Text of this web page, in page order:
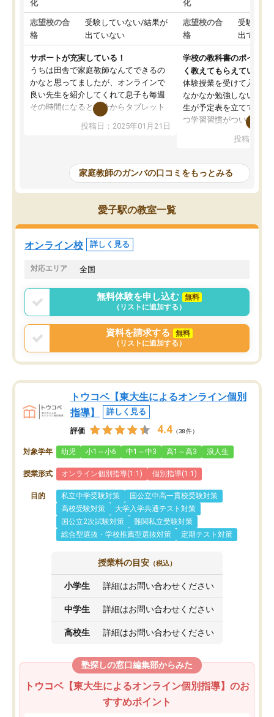
化
志望校の合
格
受験していない/結果が
出ていない
サポートが充実している！
うちは田舎で家庭教師なんてできるの
かなと思ってましたが、オンラインで
良い先生を紹介してくれて息子も毎週
その時間になると自分からタブレット
を開いてzoomを繋げるようになりまし
た！5科目なんでもOKなのもとても気
めて1年ほどだった今では平均点以上の
科目が増えてきました！あと1年受験ま
であるので無料の週末教室を使用しな
がら頑張って欲しいと思います！
投稿日：2025年01月21日
化
志望校の合
格
受験して
出ていな
学校の教科書のポイント
く教えてもらえている
体験授業を受けて入塾し
なかなか勉強しない息子
生が予定表を立ててくれ
つ学習習慣がついてきま
指導が無い日も予定表
問できるのでとても助か
投稿日：
家庭教師のガンバの口コミをもっとみる
愛子駅の教室一覧
オンライン校 詳しく見る
対応エリア 全国
無料体験を申し込む
無料
（リストに追加する）
資料を請求する
無料
（リストに追加する）
トウコベ【東大生によるオンライン個別
指導】
詳しく見る
評価 4.4 （38件）
対象学年 幼児 小1～小6 中1～中3 高1～高3 浪人生
授業形式 オンライン個別指導(1:1) 個別指導(1:1)
目的 私立中学受験対策
国公立中高一貫校受験対策
高校受験対策
大学入学共通テスト対策
国公立2次試験対策
難関私立受験対策
総合型選抜・学校推薦型選抜対策
定期テスト対策
授業料の目安 （税込）
小学生 詳細はお問い合わせください
中学生 詳細はお問い合わせください
高校生 詳細はお問い合わせください
塾探しの窓口編集部からみた
トウコベ【東大生によるオンライン個別指導】のお
すすめポイント